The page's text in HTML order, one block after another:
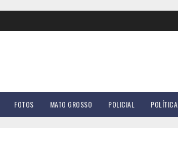
FOTOS MATO GROSSO POLICIAL POLÍTICA